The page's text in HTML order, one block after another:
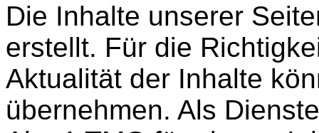
Die Inhalte unserer
erstellt. Für die
Aktualität der Inhalte
übernehmen. Als